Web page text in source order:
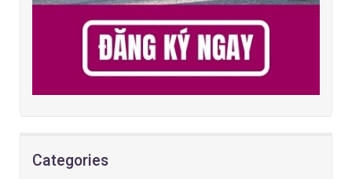
Categories